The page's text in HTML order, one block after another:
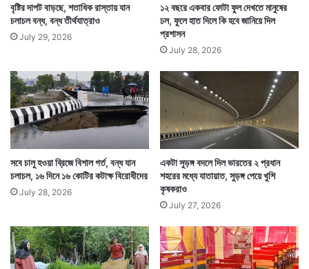
বৃষ্টির দাপট বাড়ছে, শতাধিক রাস্তায় যান
চলাচল বন্ধ, বন্ধ তীর্থযাত্রাও
July 29, 2026
১২ বছরে একবার ফোটা ফুল দেখতে মানুষের
ঢল, ফুলে হাত দিলে কি হবে জানিয়ে দিল
প্রশাসন
July 28, 2026
সবে চালু হওয়া ব্রিজে বিশাল গর্ত, বন্ধ যান
চলাচল, ১৬ দিনে ১৬ কোটির কটাক্ষ বিরোধীদের
July 28, 2026
একটা সুড়ঙ্গ বদলে দিল ভারতের ২ প্রধান
শহরের মধ্যে যাতায়াত, সুড়ঙ্গ পেয়ে খুশি
কৃষকরাও
July 27, 2026